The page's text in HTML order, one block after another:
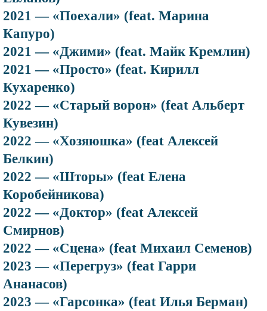
2021 — «Поехали» (feat. Марина
Капуро)
2021 — «Джими» (feat. Майк Кремлин)
2021 — «Просто» (feat. Кирилл
Кухаренко)
2022 — «Старый ворон» (feat Альберт
Кувезин)
2022 — «Хозяюшка» (feat Алексей
Белкин)
2022 — «Шторы» (feat Елена
Коробейникова)
2022 — «Доктор» (feat Алексей
Смирнов)
2022 — «Сцена» (feat Михаил Семенов)
2023 — «Перегруз» (feat Гарри
Ананасов)
2023 — «Гарсонка» (feat Илья Берман)